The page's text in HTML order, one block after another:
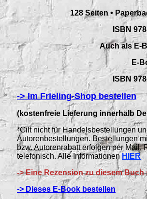
128 Seiten •
ISBN
Auch als E-
E-
ISBN
-> Im Frieling-Shop bestellen
(kostenfreie Lieferung innerhalb
*Gilt nicht für Handelsbestellungen
Autorenbestellungen. Bestellungen
bzw. Autorenrabatt erfolgen per Mail,
telefonisch. Alle Informationen HIER
-> Eine Rezension zu diesem
-> Dieses E-Book bestellen